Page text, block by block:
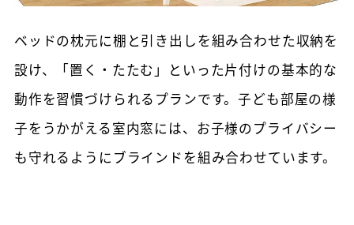
ベッドの枕元に棚と引き出しを組み合わせた収納を
設け、「置く・たたむ」といった片付けの基本的な
動作を習慣づけられるプランです。子ども部屋の様
子をうかがえる室内窓には、お子様のプライバシー
も守れるようにブラインドを組み合わせています。